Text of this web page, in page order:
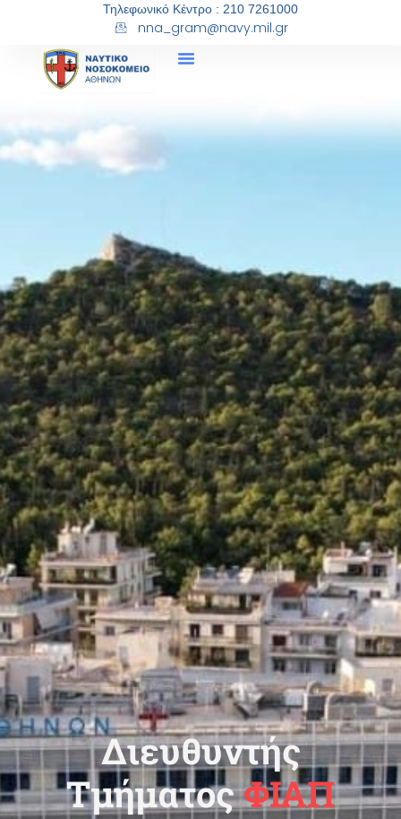
Τηλεφωνικό Κέντρο : 210 7261000
nna_gram@navy.mil.gr
Διευθυντής
ΤμήματοςΦΙΑΠ